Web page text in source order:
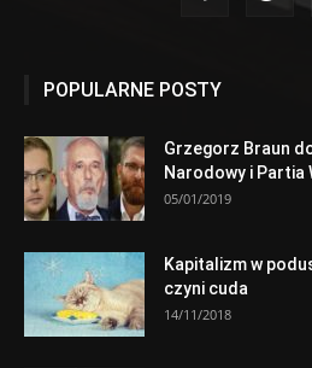
POPULARNE POSTY
Grzegorz Braun
Narodowy i Partia
05/01/2019
Kapitalizm w
czyni cuda
14/11/2018